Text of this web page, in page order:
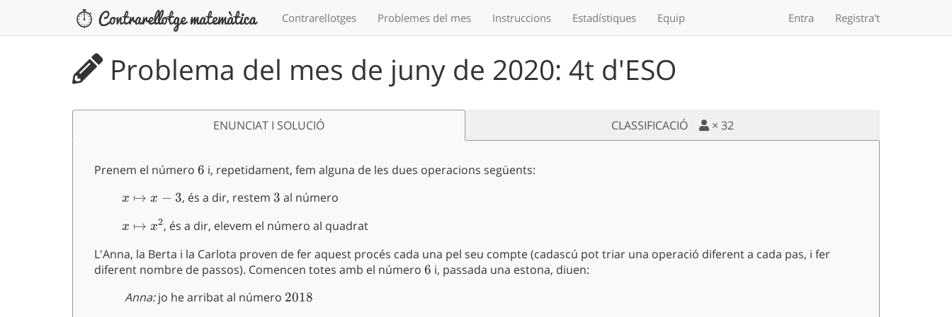
Contrarellotges Problemes del mes Instruccions Estadístiques Equip Entra Registra't
Problema del mes de juny de 2020: 4t d'ESO
ENUNCIAT I SOLUCIÓ CLASSIFICACIÓ × 32
Prenem el número 6
6 i, repetidament, fem alguna de les dues operacions següents:
\quad
\mapsto
x-3
x ↦ x − 3, és a dir, restem3
3 al número
\quad
x\mapsto
x^2
x ↦ x2, és a dir, elevem el número al quadrat
L'Anna, la Berta i la Carlota proven de fer aquest procés cada una pel seu compte (cadascú pot triar una operació diferent a cada pas, i fer
diferent nombre de passos). Comencen totes amb el número 6
6 i, passada una estona, diuen:
\quadAnna:jo he arribat al número 2018
2018